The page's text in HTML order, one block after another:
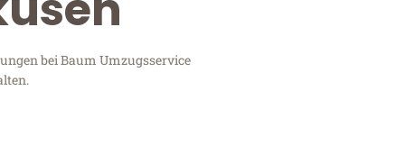
bei Baum Umzugsservice